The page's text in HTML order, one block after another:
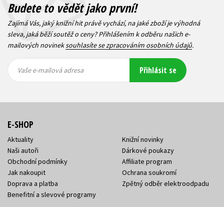
Budete to vědět jako první!
Zajímá Vás, jaký knižní hit právě vychází, na jaké zboží je výhodná
sleva, jaká běží soutěž o ceny? Přihlášením k odběru našich e-
mailových novineksouhlasíte se zpracováním osobních údajů.
mailová
mailová
Vaše e-mailová adresa Přihlásit se
E-SHOP
Aktuality
Naši autoři
Obchodní podmínky
Jak nakoupit
Doprava a platba
Benefitní a slevové programy
Knižní novinky
Dárkové poukazy
Affiliate program
Ochrana soukromí
Zpětný odběr elektroodpadu